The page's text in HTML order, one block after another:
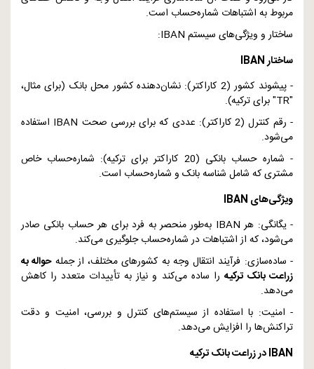
مربوط به اشتباهات شماره‌حساب است.
ساختار و ویژگی‌های سیستم IBAN
:
ساختارIBAN
- پیشوند کشور (2 کاراکتر): نشان‌دهنده کشور محل بانک (برای مثال،
"
TR" برای ترکیه).
- رقم کنترل (2 کاراکتر): عددی که برای بررسی صحت
IBAN استفاده
می‌شود.
- شماره حساب بانکی (20 کاراکتر برای ترکیه): شماره‌حساب خاص
مشتری که شامل شناسه بانک و شماره‌حساب است.
ویژگی‌های IBAN
- یگانگی: هر IBAN به‌طور منحصر به فرد برای هر حساب بانکی صادر
می‌شود، که از اشتباهات در شماره‌حساب جلوگیری می‌کند.
- ساده‌سازی: فرآیند انتقال وجه به کشورهای مختلف، از جملهحواله به
زراعت بانک ترکیه را ساده می‌کند و نیاز به تأییدات متعدد را کاهش
می‌دهد.
- امنیت: با استفاده از سیستم‌های کنترل و بررسی، امنیت و دقت
تراکنش‌ها را افزایش می‌دهد.
IBANدر زراعت بانک ترکیه